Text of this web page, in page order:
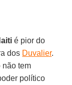
é pior do
dos Duvalier.
não tem
político